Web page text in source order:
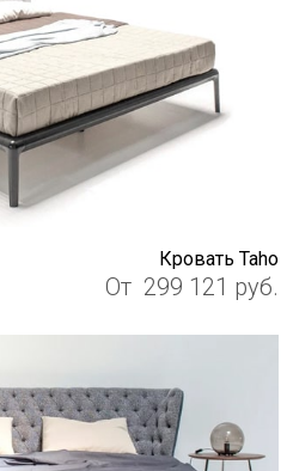
Кровать Taho
От 299 121 руб.